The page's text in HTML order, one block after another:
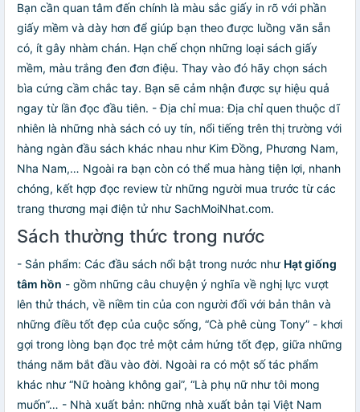
Bạn cần quan tâm đến chính là màu sắc giấy in rõ với phần
giấy mềm và dày hơn để giúp bạn theo được luồng văn sẵn
có, ít gây nhàm chán. Hạn chế chọn những loại sách giấy
mềm, màu trắng đen đơn điệu. Thay vào đó hãy chọn sách
bìa cứng cầm chắc tay. Bạn sẽ cảm nhận được sự hiệu quả
ngay từ lần đọc đầu tiên. - Địa chỉ mua: Địa chỉ quen thuộc dĩ
nhiên là những nhà sách có uy tín, nổi tiếng trên thị trường với
hàng ngàn đầu sách khác nhau như Kim Đồng, Phương Nam,
Nha Nam,… Ngoài ra bạn còn có thể mua hàng tiện lợi, nhanh
chóng, kết hợp đọc review từ những người mua trước từ các
trang thương mại điện tử như SachMoiNhat.com.
Sách thường thức trong nước
- Sản phẩm: Các đầu sách nổi bật trong nước như Hạt giống
tâm hồn - gồm những câu chuyện ý nghĩa về nghị lực vượt
lên thử thách, về niềm tin của con người đối với bản thân và
những điều tốt đẹp của cuộc sống, “Cà phê cùng Tony” - khơi
gợi trong lòng bạn đọc trẻ một cảm hứng tốt đẹp, giữa những
tháng năm bắt đầu vào đời. Ngoài ra có một số tác phẩm
khác như “Nữ hoàng không gai”, “Là phụ nữ như tôi mong
muốn”… - Nhà xuất bản: những nhà xuất bản tại Việt Nam